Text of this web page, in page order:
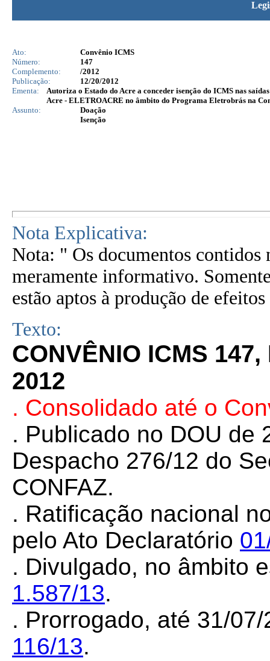
Ato:
Convênio ICMS
Número:
147
Complemento:
/2012
Publicação:
12/20/2012
Ementa:
Autoriza o Estado do Acre a conceder isenção do ICMS nas
Acre - ELETROACRE no âmbito do Programa Eletrobrás na
Assunto:
Doação
Isenção
Nota Explicativa:
Nota: " Os documentos contidos
meramente informativo.
estão aptos à produção de
Texto:
CONVÊNIO ICMS
2012
. Consolidado até o
. Publicado no DOU de
Despacho 276/12 do
CONFAZ.
. Ratificação nacional
pelo Ato Declaratório
. Divulgado, no âmbito
1.587/13.
. Prorrogado, até 31/
116/13.